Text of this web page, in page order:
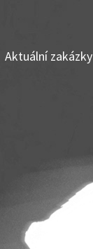
Aktuální zakázky